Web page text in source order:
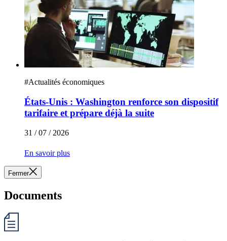
#Actualités économiques
États-Unis : Washington renforce son dispositif
tarifaire et prépare déjà la suite
31 / 07 / 2026
En savoir plus
Fermer
Documents